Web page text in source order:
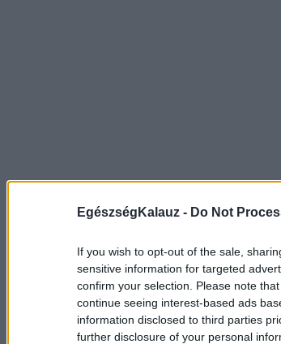
EgészségKalauz - Do Not
If you wish to opt-out of the sale,
sensitive information for targeted
confirm your selection. Please note
continue seeing interest-based ads
information disclosed to third parties
further disclosure of your personal